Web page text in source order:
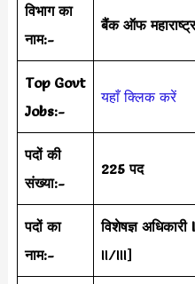
विभाग का
नाम:-
बैंक ऑफ
Top Govt
Jobs:-
यहाँ क्लिक करें
पदों की
संख्या:-
225 पद
पदों का
नाम:-
विशेषज्ञ
II/III]